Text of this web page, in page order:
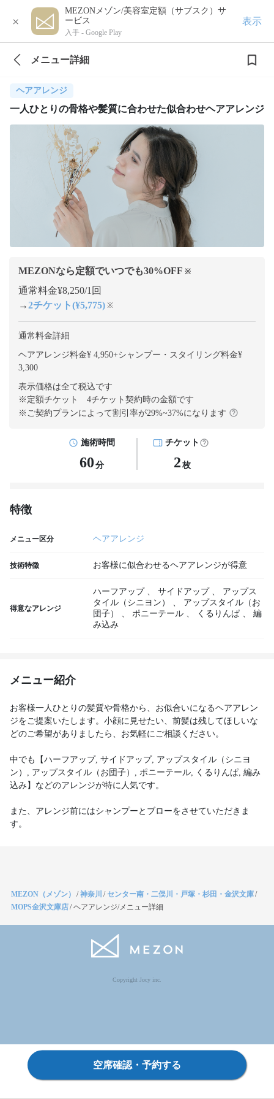
×
MEZONメゾン/美容室定額（サブスク）サ
ービス
入手 - Google Play
表示
メニュー詳細
ヘアアレンジ
一人ひとりの骨格や髪質に合わせた似合わせヘアアレンジ
MEZONなら定額でいつでも30%OFF ※
通常料金¥8,250/1回
→2チケット(¥5,775) ※
通常料金詳細
ヘアアレンジ料金¥ 4,950+シャンプー・スタイリング料金¥
3,300
表示価格は全て税込です
※定額チケット 4チケット契約時の金額です
※ご契約プランによって割引率が29%~37%になります
施術時間
60 分
チケット
2 枚
特徴
メニュー区分 ヘアアレンジ
技術特徴 お客様に似合わせるヘアアレンジが得意
得意なアレンジ
ハーフアップ 、 サイドアップ 、
アップス
タイル（シニヨン）
、
アップスタイル（お
団子）
、 ポニーテール 、 くるりんぱ 、
編
み込み
メニュー紹介
お客様一人ひとりの髪質や骨格から、お似合いになるヘアアレン
ジをご提案いたします。小顔に見せたい、前髪は残してほしいな
どのご希望がありましたら、お気軽にご相談ください。
中でも【ハーフアップ, サイドアップ, アップスタイル（シニヨ
ン）, アップスタイル（お団子）, ポニーテール, くるりんぱ, 編み
込み】などのアレンジが特に人気です。
また、アレンジ前にはシャンプーとブローをさせていただきま
す。
MEZON（メゾン） /神奈川 /センター南・二俣川・戸塚・杉田・金沢文庫/
MOPS金沢文庫店/ヘアアレンジ/メニュー詳細
Copyright Jocy inc.
空席確認・予約する